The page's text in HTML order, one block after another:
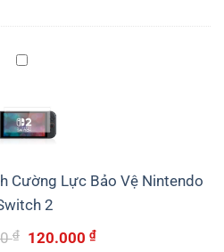
Miếng
Hình
Lực
Vệ
Nintendo
Cường Lực Bảo Vệ Nintendo
2
₫
Giá
120.000₫Giá